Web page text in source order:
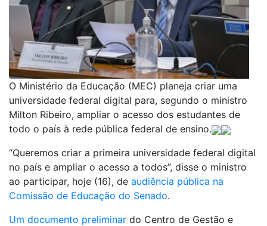
O Ministério da Educação (MEC) planeja criar uma
universidade federal digital para, segundo o ministro
Milton Ribeiro, ampliar o acesso dos estudantes de
todo o país à rede pública federal de ensino.
“Queremos criar a primeira universidade federal digital
no país e ampliar o acesso a todos”, disse o ministro
ao participar, hoje (16), de audiência pública na
Comissão de Educação do Senado.
Um documento preliminar do Centro de Gestão e